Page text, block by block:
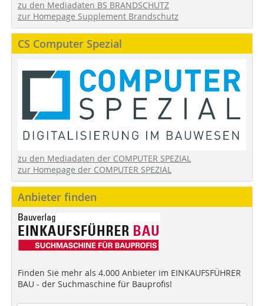
zu den Mediadaten BS BRANDSCHUTZ
zur Homepage Supplement Brandschutz
CS Computer Spezial
zu den Mediadaten der COMPUTER SPEZIAL
zur Homepage der COMPUTER SPEZIAL
Anbieter finden
Finden Sie mehr als 4.000 Anbieter im EINKAUFSFÜHRER
BAU - der Suchmaschine für Bauprofis!